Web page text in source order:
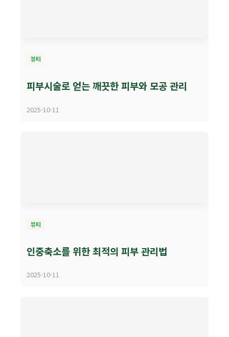
뷰티
피부시술로 얻는 깨끗한 피부와 모공 관리
2025-10-11
뷰티
인중축소를 위한 최적의 피부 관리법
2025-10-11